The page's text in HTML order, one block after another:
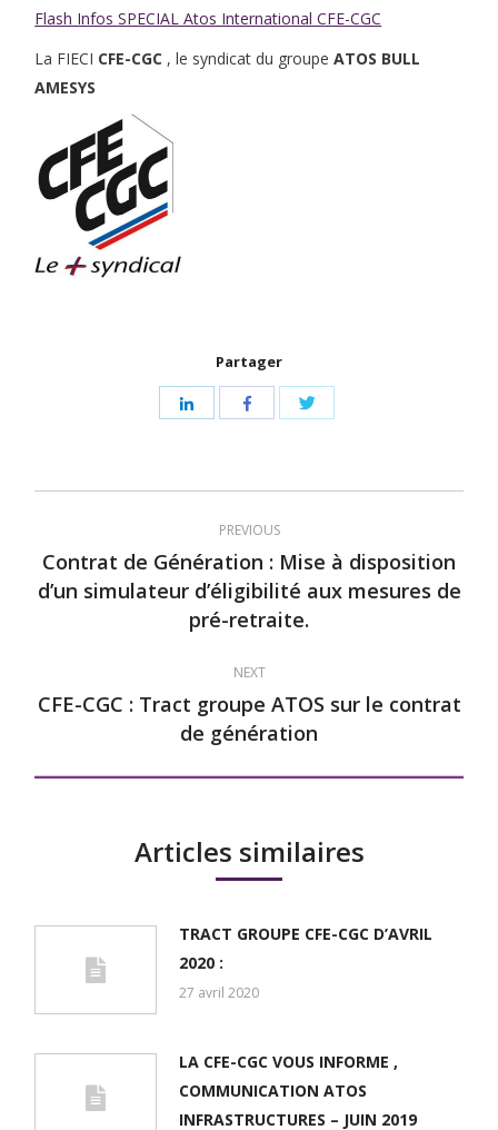
Flash Infos SPECIAL Atos International CFE-CGC
La FIECI CFE-CGC , le syndicat du groupeATOS BULL
AMESYS
Partager
Share
Share
navigation
PREVIOUS
Previous
post:
Contrat de Génération : Mise à disposition
d’un simulateur d’éligibilité aux mesures de
pré-retraite.
NEXT
Next
post:
CFE-CGC : Tract groupe ATOS sur le contrat
de génération
Articles similaires
TRACT GROUPE CFE-CGC D’AVRIL
2020 :
27 avril 2020
LA CFE-CGC VOUS INFORME ,
COMMUNICATION ATOS
INFRASTRUCTURES – JUIN 2019